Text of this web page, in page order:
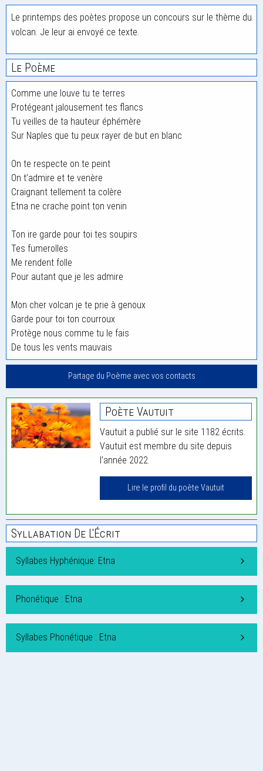
Le printemps des poètes propose un concours sur le thème du
volcan. Je leur ai envoyé ce texte.
Le Poème
Comme une louve tu te terres
Protégeant jalousement tes flancs
Tu veilles de ta hauteur éphémère
Sur Naples que tu peux rayer de but en blanc
On te respecte on te peint
On t’admire et te venère
Craignant tellement ta colère
Etna ne crache point ton venin
Ton ire garde pour toi tes soupirs
Tes fumerolles
Me rendent folle
Pour autant que je les admire
Mon cher volcan je te prie à genoux
Garde pour toi ton courroux
Protège nous comme tu le fais
De tous les vents mauvais
Partage du Poème avec vos contacts
Poète Vautuit
Vautuit a publié sur le site 1182 écrits.
Vautuit est membre du site depuis
l'année 2022.
Lire le profil du poète Vautuit
Syllabation De L'Écrit
Syllabes Hyphénique: Etna
Phonétique : Etna
Syllabes Phonétique : Etna